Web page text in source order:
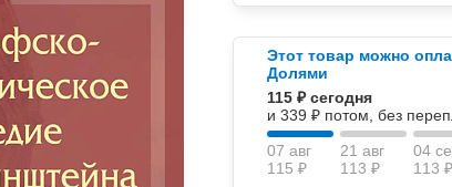
Этот товар можно
Долями
115 ₽ сегодня
и 339 ₽ потом, без
07 авг
115 ₽
21 авг
113 ₽
04
113 ₽